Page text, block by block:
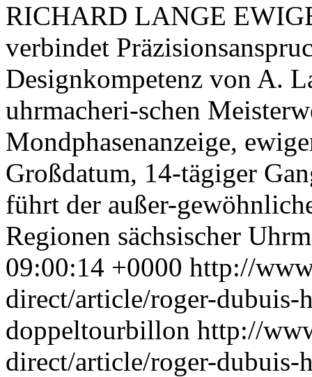
RICHARD LANGE
verbindet
Designkompetenz von A.
uhrmacheri-schen
Mondphasenanzeige,
Großdatum, 14-tägiger
führt der außer-
Regionen sächsischer
09:00:14 +0000 http://
direct/article/roger-dubuis-
doppeltourbillon http://
direct/article/roger-dubuis-